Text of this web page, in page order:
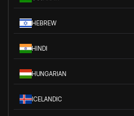
HEBREW
HINDI
HUNGARIAN
ICELANDIC